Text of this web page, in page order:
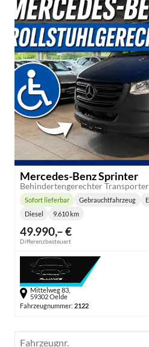
Mercedes-Benz Sprinter
Behindertengerechter
49.990,– €
Differenzbesteuert
Lieferzeit:
Sofort lieferbar Gebrauchtfahrzeug
Diesel 9.610 km
Mittelweg 83,
59302 Oelde
Fahrzeugnummer: 2122
Fahrzeugnr.